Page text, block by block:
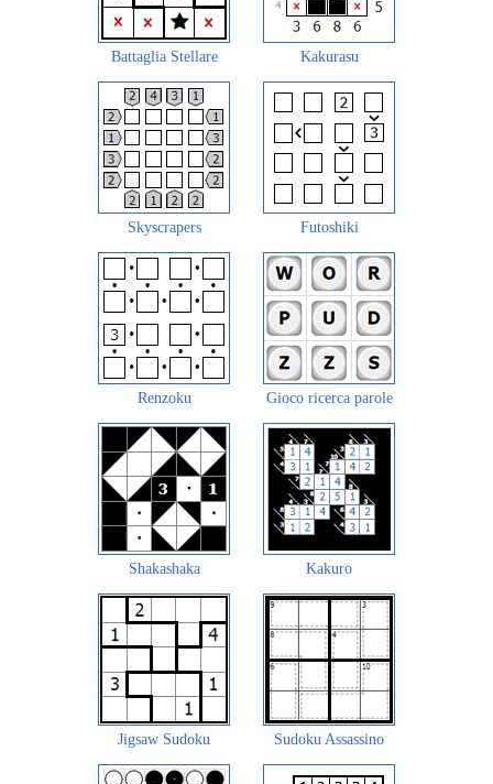
Battaglia Stellare Kakurasu
Skyscrapers Futoshiki
Renzoku Gioco ricerca parole
Shakashaka Kakuro
Jigsaw Sudoku Sudoku Assassino